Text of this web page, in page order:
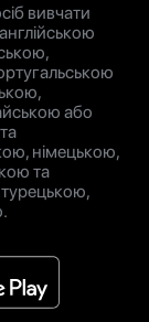
вивчати
або
німецькою,
та